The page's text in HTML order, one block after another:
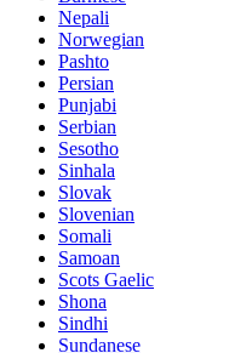
Nepali
Norwegian
Pashto
Persian
Punjabi
Serbian
Sesotho
Sinhala
Slovak
Slovenian
Somali
Samoan
Scots Gaelic
Shona
Sindhi
Sundanese